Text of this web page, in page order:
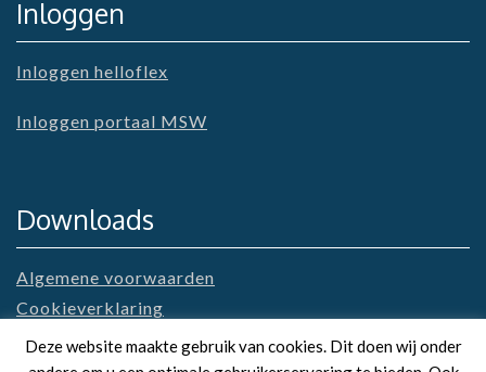
Inloggen
Inloggen helloflex
Inloggen portaal MSW
Downloads
Algemene voorwaarden
Cookieverklaring
Privacyverklaring
Deze website maakte gebruik van cookies. Dit doen wij onder